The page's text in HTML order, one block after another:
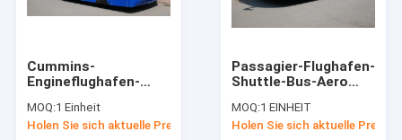
Cummins-
Engineflughafen-
Äquivalent zu Cobus
2700s
MOQ:1 Einheit
Holen Sie sich aktuelle Preis
Passagier-Flughafen-
Shuttle-Bus-Aero
Kapazitäts-51 mit
IATA-Standard
MOQ:1 EINHEIT
Holen Sie sich aktuelle Preis